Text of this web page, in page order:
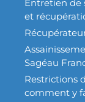
Entretien de
et
Sagéau
Restrictions
comment y